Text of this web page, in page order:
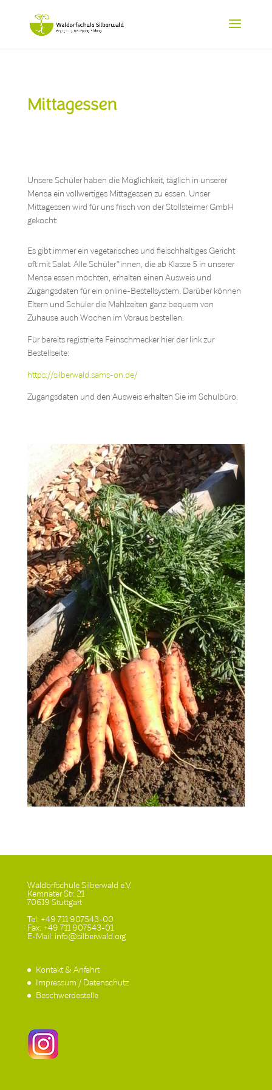
Mittagessen
Unsere Schüler haben die Möglichkeit, täglich in unserer
Mensa ein vollwertiges Mittagessen zu essen. Unser
Mittagessen wird für uns frisch von der Stollsteimer GmbH
gekocht:
Es gibt immer ein vegetarisches und fleischhaltiges Gericht
oft mit Salat. Alle Schüler*innen, die ab Klasse 5 in unserer
Mensa essen möchten, erhalten einen Ausweis und
Zugangsdaten für ein online-Bestellsystem. Darüber können
Eltern und Schüler die Mahlzeiten ganz bequem von
Zuhause auch Wochen im Voraus bestellen.
Für bereits registrierte Feinschmecker hier der link zur
Bestellseite:
https://silberwald.sams-on.de/
Zugangsdaten und den Ausweis erhalten Sie im Schulbüro.
Waldorfschule Silberwald e.V.
Kemnater Str. 21
70619 Stuttgart
Tel: +49 711 907543-00
Fax: +49 711 907543-01
E-Mail: info@silberwald.org
Kontakt & Anfahrt
Impressum / Datenschutz
Beschwerdestelle